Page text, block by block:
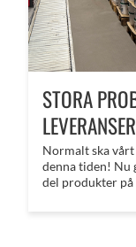
STORA
Normalt ska vårt
denna tiden! Nu
del produkter